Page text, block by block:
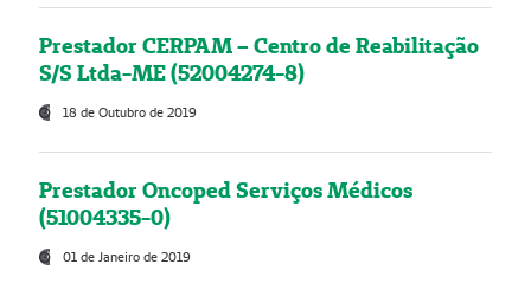
Prestador CERPAM – Centro de Reabilitação
S/S Ltda-ME (52004274-8)
18 de Outubro de 2019
Prestador Oncoped Serviços Médicos
(51004335-0)
01 de Janeiro de 2019